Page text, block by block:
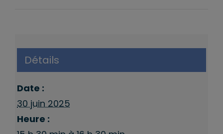
Détails
Date :
30 juin 2025
Heure :